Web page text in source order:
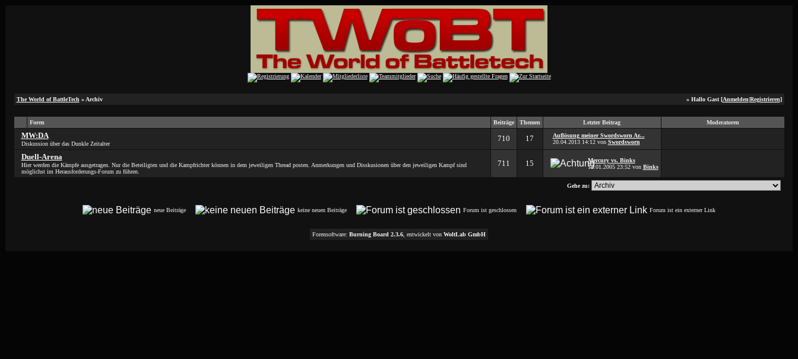
The World of BattleTech » Archiv » Hallo Gast [Anmelden|Registrieren]
Foren Beiträge Themen Letzter Beitrag Moderatoren
MW:DA
Diskussion über das Dunkle Zeitalter
710 17
Auflösung meiner Swordsworn Ar...
20.04.2013 14:12von Swordsworn
Duell-Arena
Hier werden die Kämpfe ausgetragen. Nur die Beteiligten und die Kampfrichter können in dem jeweiligen Thread posten. Anmerkungen und Disskusionen über den jeweiligen Kampf sind
möglichst im Herausforderungs-Forum zu führen.
711 15
Mercury vs. Binks
12.01.2005 23:52von Binks
Gehe zu:
neue Beiträge keine neuen Beiträge Forum ist geschlossen Forum ist ein externer Link
Forensoftware: Burning Board 2.3.6 , entwickelt von WoltLab GmbH